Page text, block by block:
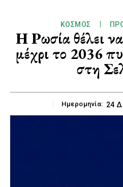
ΚΌΣΜΟΣ
Η Ρωσία θέλει
μέχρι το 2036
στη
Ημερομηνία: 24